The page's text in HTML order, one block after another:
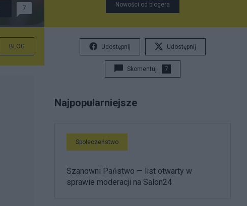
7
BLOG
Nowości od blogera
Udostępnij Udostępnij
Skomentuj 7
Najpopularniejsze
Społeczeństwo
Szanowni Państwo — list otwarty w
sprawie moderacji na Salon24